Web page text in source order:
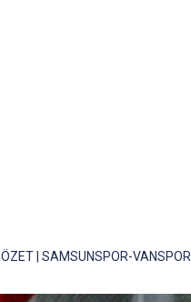
ÖZET | SAMSUNSPOR-VANSPOR